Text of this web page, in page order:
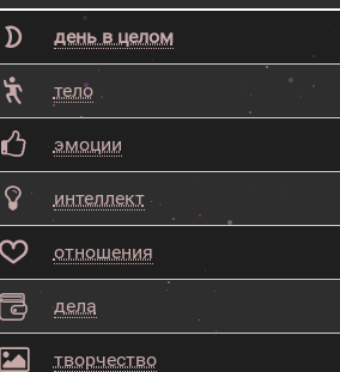
день в целом
тело
эмоции
интеллект
отношения
дела
творчество